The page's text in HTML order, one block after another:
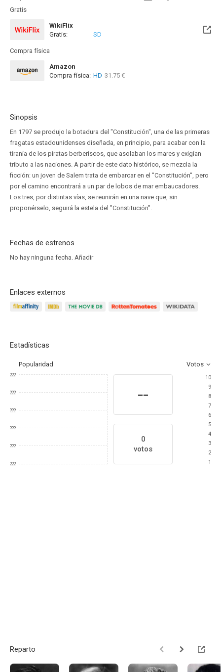
Gratis
WikiFlix
Gratis:
SD
Compra física
Amazon
Compra física: HD 31.75 €
Sinopsis
En 1797 se produjo la botadura del "Constitución", una de las primeras
fragatas estadounidenses diseñada, en principio, para acabar con la
tiranía de los piratas berberiscos, que asolaban los mares y exigían
tributo a las naciones. A partir de este dato histórico, se mezcla la
ficción: un joven de Salem trata de embarcar en el "Constitución", pero
por el camino encontrará a un par de lobos de mar embaucadores.
Los tres, por distintas vías, se reunirán en una nave que, sin
proponérselo, seguirá la estela del "Constitución".
Fechas de estrenos
No hay ninguna fecha. Añadir
Enlaces externos
Estadísticas
Popularidad Votos
???
???
???
???
???
???
--
0
votos
10
9
8
7
6
5
4
3
2
1
Reparto